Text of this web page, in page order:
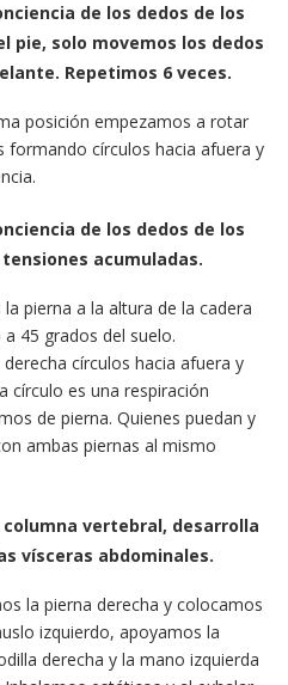
de los dedos de los
pie, solo movemos los dedos
Repetimos 6 veces.
posición empezamos a rotar
formando círculos hacia afuera y
de los dedos de los
acumuladas.
pierna a la altura de la cadera
45 grados del suelo.
círculos hacia afuera y
círculo es una respiración
de pierna. Quienes puedan y
ambas piernas al mismo
vertebral, desarrolla
vísceras abdominales.
la pierna derecha y colocamos
izquierdo, apoyamos la
derecha y la mano izquierda